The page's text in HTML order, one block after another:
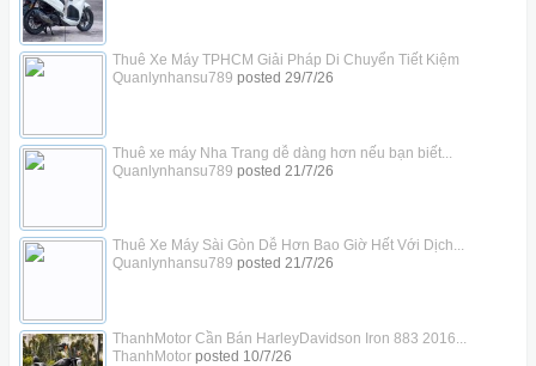
Thuê Xe Máy TPHCM Giải Pháp Di Chuyển Tiết Kiệm
Quanlynhansu789 posted 29/7/26
Thuê xe máy Nha Trang dễ dàng hơn nếu bạn biết...
Quanlynhansu789 posted 21/7/26
Thuê Xe Máy Sài Gòn Dễ Hơn Bao Giờ Hết Với Dịch...
Quanlynhansu789 posted 21/7/26
ThanhMotor Cần Bán HarleyDavidson Iron 883 2016...
ThanhMotorposted 10/7/26